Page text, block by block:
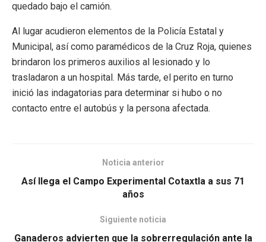
quedado bajo el camión.
Al lugar acudieron elementos de la Policía Estatal y
Municipal, así como paramédicos de la Cruz Roja, quienes
brindaron los primeros auxilios al lesionado y lo
trasladaron a un hospital. Más tarde, el perito en turno
inició las indagatorias para determinar si hubo o no
contacto entre el autobús y la persona afectada.
Noticia anterior
Así llega el Campo Experimental Cotaxtla a sus 71
años
Siguiente noticia
Ganaderos advierten que la sobrerregulación ante la